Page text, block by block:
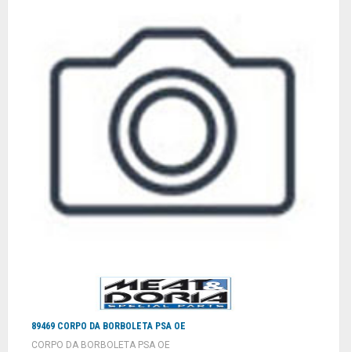
89469 CORPO DA BORBOLETA PSA OE
CORPO DA BORBOLETA PSA OE